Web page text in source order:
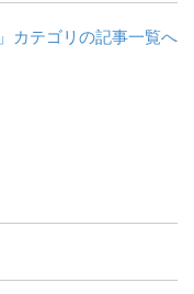
カテゴリの記事一覧へ